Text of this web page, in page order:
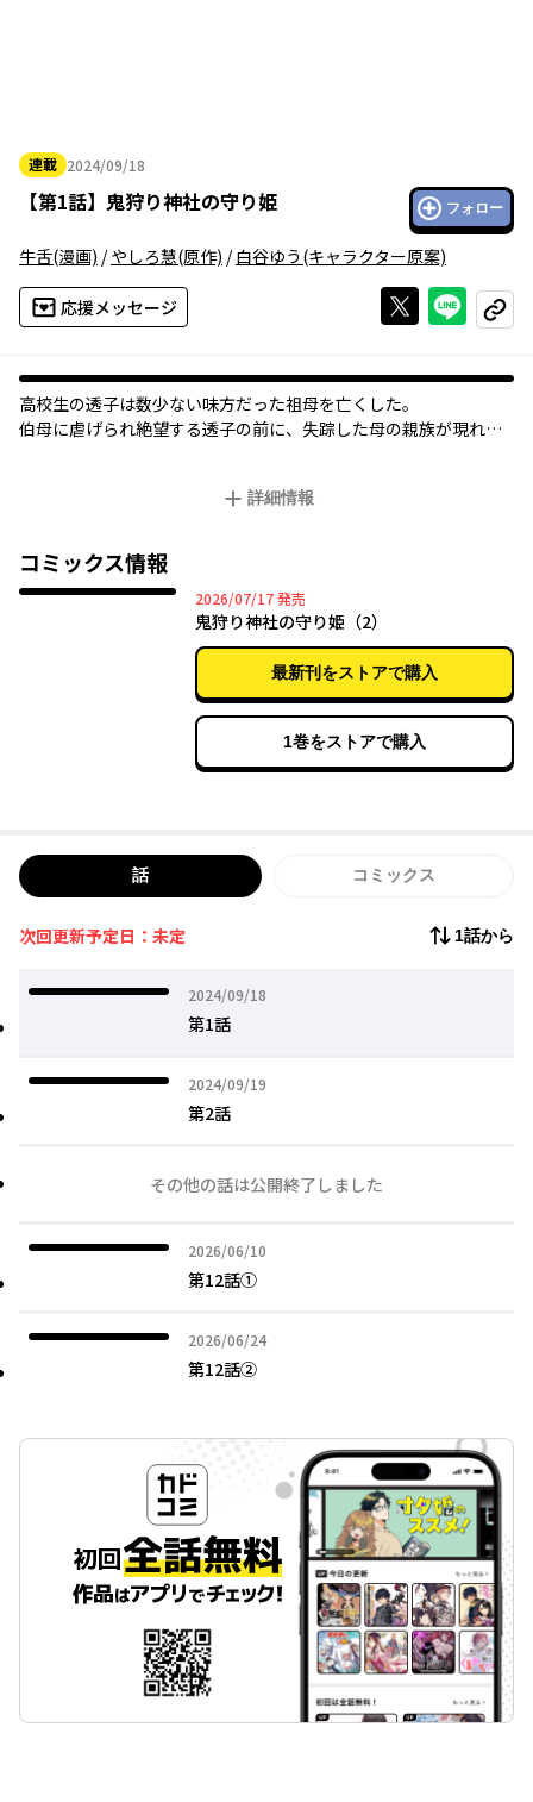
連載 2024/09/18
2024年09月18日
【第1話】 鬼狩り神社の守り姫 フォロー
牛舌(漫画) /やしろ慧(原作) /白谷ゆう(キャラクター原案)
応援メッセージ Xで投稿する
ライン
コピー
高校生の透子は数少ない味方だった祖母を亡くした。
伯母に虐げられ絶望する透子の前に、失踪した母の親族が現れ
る。
待っていたのは、同い年の少年・千尋や有能な術者・千瑛との共
透子は神坂に生まれながら能力がない千尋の苦悩に触れ、正反対
の二人は心を通わせていく――。
詳細情報
コミックス情報
2026/07/172026年07月17日
発売
鬼狩り神社の守り姫（2）
最新刊をストアで購入
1巻をストアで購入
話 コミックス
次回更新予定日：未定 1話から
2024/09/18
2024年09月18日
第1話
2024/09/19
2024年09月19日
第2話
その他の話は公開終了しました
2026/06/10
2026年06月10日
第12話①
2026/06/24
2026年06月24日
第12話②